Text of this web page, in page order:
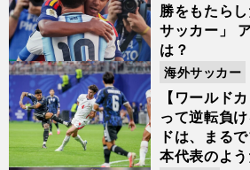
勝をもたら
サッカー」
は？
【ワールド
って逆転負
ドは、まる
本代表のよ
海外サッカー